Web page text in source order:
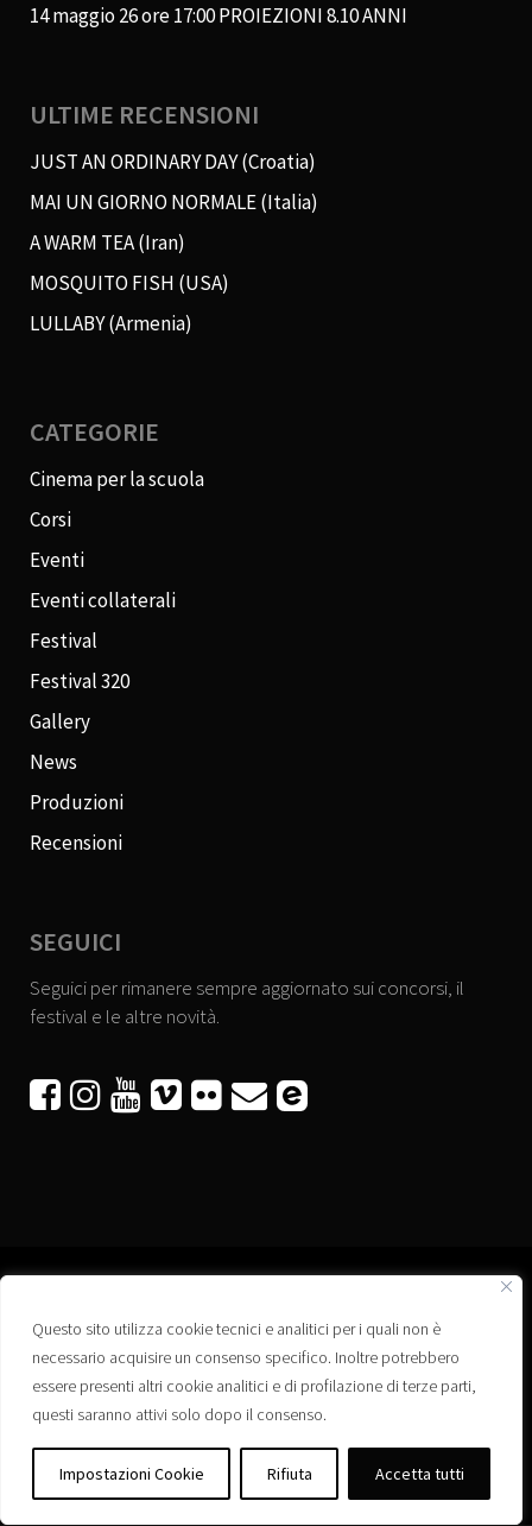
Questo sito utilizza cookie tecnici e analitici per i quali non è
necessario acquisire un consenso specifico. Inoltre potrebbero
essere presenti altri cookie analitici e di profilazione di terze parti,
questi saranno attivi solo dopo il consenso.
Impostazioni Cookie Rifiuta Accetta tutti
14 maggio 26 ore 17:00 PROIEZIONI 8.10 ANNI
ULTIME RECENSIONI
JUST AN ORDINARY DAY (Croatia)
MAI UN GIORNO NORMALE (Italia)
A WARM TEA (Iran)
MOSQUITO FISH (USA)
LULLABY (Armenia)
CATEGORIE
Cinema per la scuola
Corsi
Eventi
Eventi collaterali
Festival
Festival 320
Gallery
News
Produzioni
Recensioni
SEGUICI
Seguici per rimanere sempre aggiornato sui concorsi, il
festival e le altre novità.
     
Associazione “Corti a Ponte” APS
Via Wagner, 42 - 35020 Ponte San Nicolò (PD)
C.F. 92223660280
Privacy policy
Registro delle Associazioni di Promozione Sociale – Regione Veneto –
Iscrizione n. PS/PD0364